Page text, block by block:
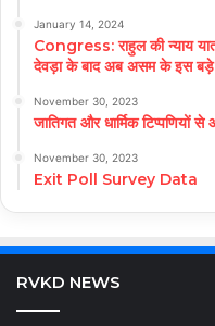
January 14, 2024
Congress: राहुल की न्याय
देवड़ा के बाद अब असम के इस बड़े
November 30, 2023
जातिगत और धार्मिक टिप्पणियों
November 30, 2023
Exit Poll Survey Data
RVKD NEWS